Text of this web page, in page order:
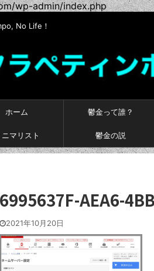
wp-admin/index.php
No Life！
ホーム 鬱金って誰？
ニマリスト 鬱金の説
6995637F-AEA6-
2021年10月20日